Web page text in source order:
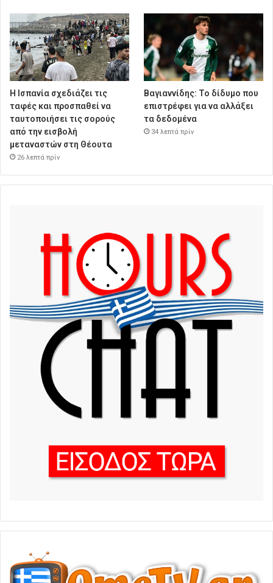
Η Ισπανία σχεδιάζει τις
ταφές και προσπαθεί να
ταυτοποιήσει τις σορούς
από την εισβολή
μεταναστών στη Θέουτα
26 λεπτά πρίν
Βαγιαννίδης: Το δίδυμο που
επιστρέφει για να αλλάξει
τα δεδομένα
34 λεπτά πρίν